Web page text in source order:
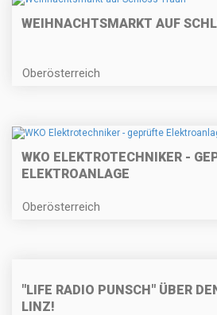
WEIHNACHTSMARKT AUF
Oberösterreich
WKO ELEKTROTECHNIKER -
ELEKTROANLAGE
Oberösterreich
"LIFE RADIO PUNSCH" ÜBER
LINZ!